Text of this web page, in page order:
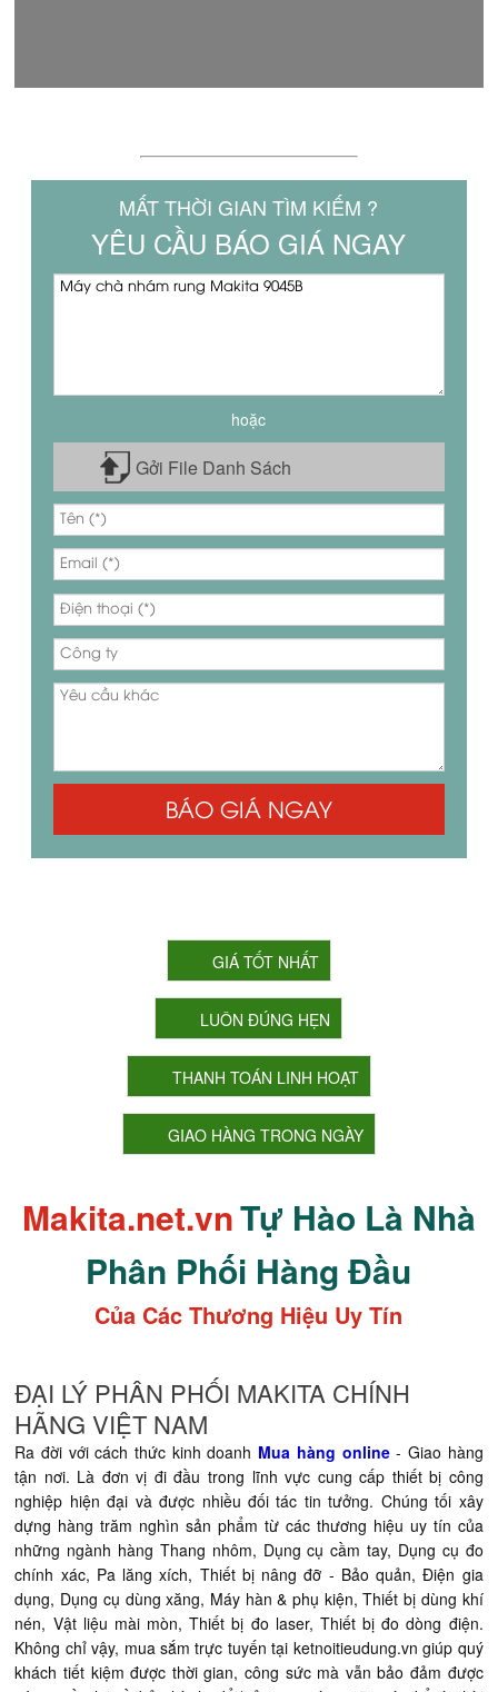
MẤT THỜI GIAN TÌM KIẾM ?
YÊU CẦU BÁO GIÁ NGAY
hoặc
Gởi File Danh Sách
BÁO GIÁ NGAY
GIÁ TỐT NHẤT
LUÔN ĐÚNG HẸN
THANH TOÁN LINH HOẠT
GIAO HÀNG TRONG NGÀY
Makita.net.vnTự Hào Là Nhà
Phân Phối Hàng Đầu
Của Các Thương Hiệu Uy Tín
ĐẠI LÝ PHÂN PHỐI MAKITA CHÍNH
HÃNG VIỆT NAM
Ra đời với cách thức kinh doanh Mua hàng online - Giao hàng
tận nơi. Là đơn vị đi đầu trong lĩnh vực cung cấp thiết bị công
nghiệp hiện đại và được nhiều đối tác tin tưởng. Chúng tối xây
dựng hàng trăm nghìn sản phẩm từ các thương hiệu uy tín của
những ngành hàng Thang nhôm, Dụng cụ cầm tay, Dụng cụ đo
chính xác, Pa lăng xích, Thiết bị nâng đỡ - Bảo quản, Điện gia
dụng, Dụng cụ dùng xăng, Máy hàn & phụ kiện, Thiết bị dùng khí
nén, Vật liệu mài mòn, Thiết bị đo laser, Thiết bị đo dòng điện.
Không chỉ vậy, mua sắm trực tuyến tại ketnoitieudung.vn giúp quý
khách tiết kiệm được thời gian, công sức mà vẫn bảo đảm được